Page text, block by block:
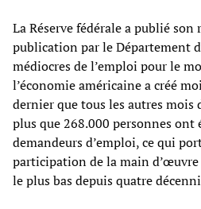
La Réserve fédérale a publié
publication par le Département
médiocres de l’emploi pour le
l’économie américaine a créé
dernier que tous les autres mois
plus que 268.000 personnes ont
demandeurs d’emploi, ce qui
participation de la main
le plus bas depuis quatre